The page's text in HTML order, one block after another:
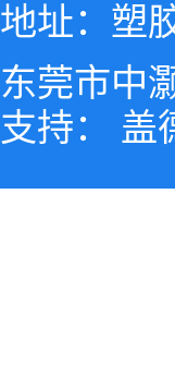
地址：塑
东莞市中
支持： 盖